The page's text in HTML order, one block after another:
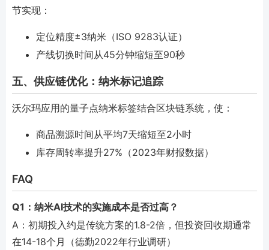
节实现：
定位精度±3纳米（ISO 9283认证）
产线切换时间从45分钟缩短至90秒
五、供应链优化：纳米标记追踪
沃尔玛应用的量子点纳米标签结合区块链系统，使：
商品溯源时间从平均7天缩短至2小时
库存周转率提升27%（2023年财报数据）
FAQ
Q1：纳米AI技术的实施成本是否过高？
A：初期投入约是传统方案的1.8-2倍，但投资回收期通常
在14-18个月（德勤2022年行业调研）